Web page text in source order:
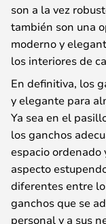
son a la vez
también son una
moderno y
los interiores de
En definitiva, los
y elegante para
Ya sea en el
los ganchos
espacio ordenado
aspecto
diferentes entre
ganchos que se
personal y a sus